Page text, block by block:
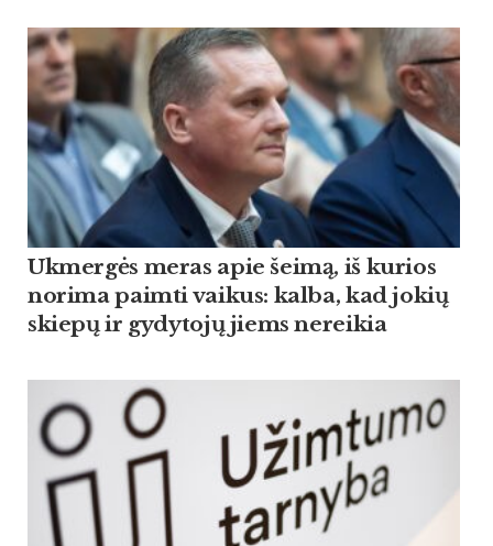
Ukmergės meras apie šeimą, iš kurios
norima paimti vaikus: kalba, kad jokių
skiepų ir gydytojų jiems nereikia